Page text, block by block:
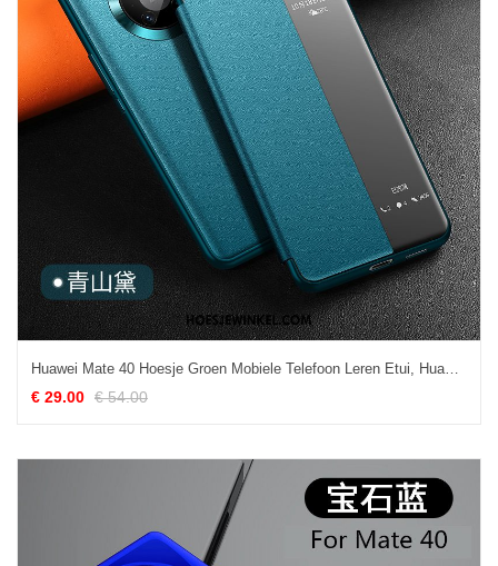
€ 29.00 € 54.00